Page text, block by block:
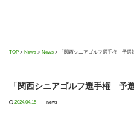
TOP > News > News > 「関西シニアゴルフ選手権 予選
「関西シニアゴルフ選手権 予
2024.04.15 News